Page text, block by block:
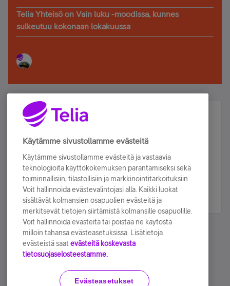
Telia Yhteisö on Vain luku -moodissa, kunnes
sulkeutuu kokonaan lokakuussa
Älä jää paitsi – osallistu ja voita!
Tilaa Telian uutiskirje ja olet mukana arvonnassa.
sähköpostiisi.
Tilaa nyt
Käyttöehdot Accessibility statement
Käytämme sivustollamme evästeitä
Käytämme sivustollamme evästeitä ja vastaavia
teknologioita käyttökokemuksen parantamiseksi sekä
toiminnallisiin, tilastollisiin ja markkinointitarkoituksiin.
Voit hallinnoida evästevalintojasi alla. Kaikki luokat
sisältävät kolmansien osapuolien evästeitä ja
merkitsevät tietojen siirtämistä kolmansille osapuolille.
Voit hallinnoida evästeitä tai poistaa ne käytöstä
milloin tahansa evästeasetuksissa. Lisätietoja
evästeistä saat evästeitä koskevasta
tietosuojaselosteestamme.
Evästeasetukset